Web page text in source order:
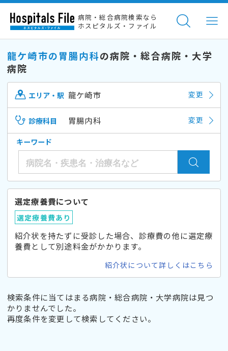
病院・総合病院検索なら
ホスピタルズ・ファイル
龍ケ崎市の胃腸内科の病院・総合病院・大学
病院
エリア・駅 龍ケ崎市 変更
診療科目 胃腸内科 変更
キーワード
選定療養費について
選定療養費あり
紹介状を持たずに受診した場合、診療費の他に選定療
養費として別途料金がかかります。
紹介状について詳しくはこちら
検索条件に当てはまる病院・総合病院・大学病院は見つ
かりませんでした。
再度条件を変更して検索してください。